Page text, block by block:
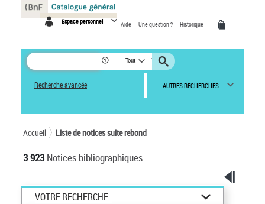
Espace personnel Aide Une question ? Historique
Tout
Recherche avancée AUTRES RECHERCHES
Accueil Liste de notices suite rebond
3 923 Notices bibliographiques
VOTRE RECHERCHE
Panneau de gestion des cookies